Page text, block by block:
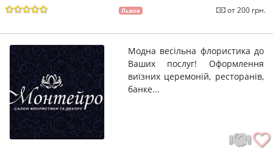
Львов от 200 грн.
Модна весільна флористика до
Ваших послуг! Оформлення
виїзних церемоній, ресторанів,
банке...